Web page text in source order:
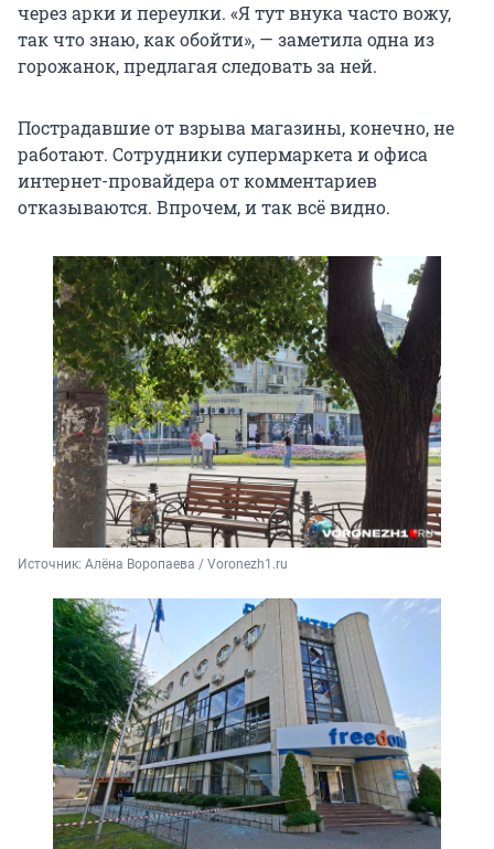
через арки и переулки. «Я тут внука часто вожу,
так что знаю, как обойти», — заметила одна из
горожанок, предлагая следовать за ней.
Пострадавшие от взрыва магазины, конечно, не
работают. Сотрудники супермаркета и офиса
интернет-провайдера от комментариев
отказываются. Впрочем, и так всë видно.
Источник: Алёна Воропаева / Voronezh1.ru